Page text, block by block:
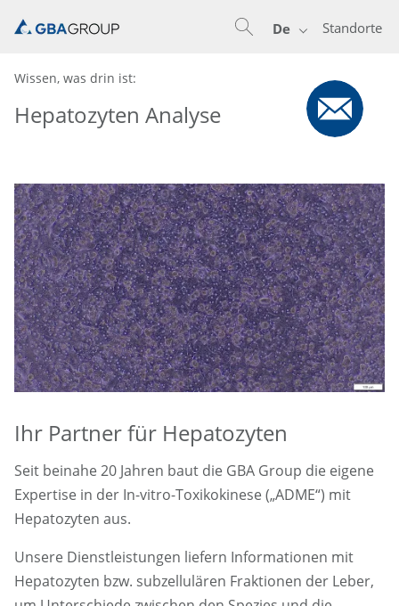
Standorte
De
Wissen, was drin ist:
Hepatozyten Analyse
Ihr Partner für Hepatozyten
Seit beinahe 20 Jahren baut die GBA Group die eigene
Expertise in der In-vitro-Toxikokinese („ADME“) mit
Hepatozyten aus.
Unsere Dienstleistungen liefern Informationen mit
Hepatozyten bzw. subzellulären Fraktionen der Leber,